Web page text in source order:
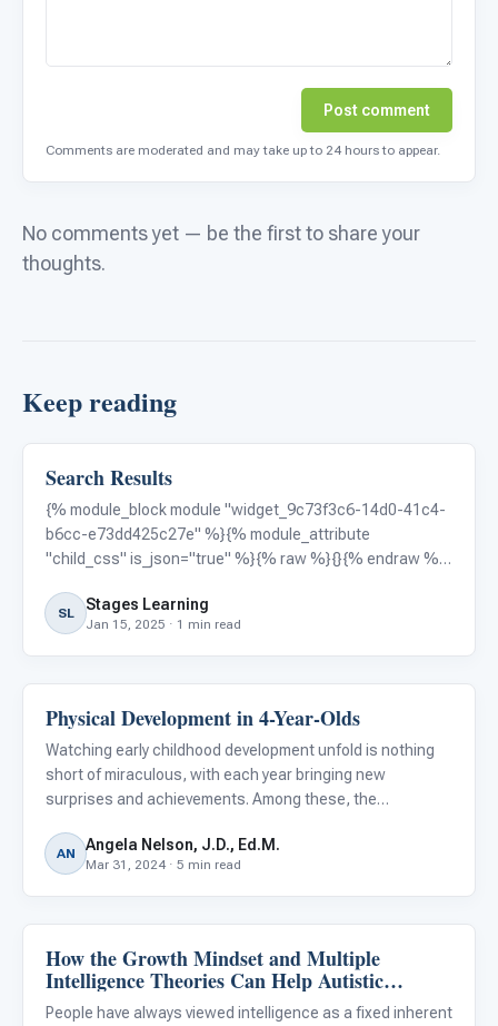
Post comment
Comments are moderated and may take up to 24 hours to appear.
No comments yet — be the first to share your
thoughts.
Keep reading
Autism Resources
Search Results
{% module_block module "widget_9c73f3c6-14d0-41c4-
b6cc-e73dd425c27e" %}{% module_attribute
"child_css" is_json="true" %}{% raw %}{}{% endraw %}
is_json="true" %}{% raw %}{}{% endraw %}{%
end_module_attribute %}{% module_attribute
SL Stages Learning
Jan 15, 2025 · 1 min read
Autism Resources
Physical Development in 4-Year-Olds
Watching early childhood development unfold is nothing
short of miraculous, with each year bringing new
surprises and achievements. Among these, the
particularly fascinating. This period is a pivotal chapter in
a child's physical
AN Angela Nelson, J.D., Ed.M.
Mar 31, 2024 · 5 min read
Autism Resources
How the Growth Mindset and Multiple
Intelligence Theories Can Help Autistic
Students Grow
People have always viewed intelligence as a fixed inherent